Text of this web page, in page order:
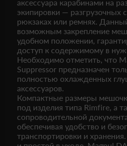
аксессуара карабинами на
экипировки — разгрузочных
рюкзаках или ремнях.
возможным закрепление
удобном положении,
доступ к содержимому в
Необходимо отметить, что
Suppressor предназначен
полностью охлажденных
аксессуаров.
Компактные размеры
под изделия типа Rimfire, а
сопроводительной
обеспечивая удобство и
транспортировки и